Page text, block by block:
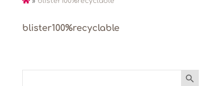
blister100%recyclable
Search
Search Button